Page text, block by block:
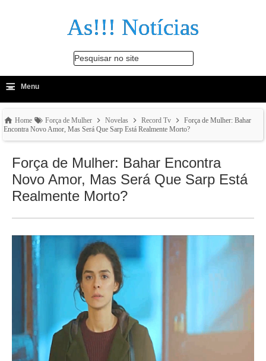
As!!! Notícias
Pesquisar no site
-
≡ Menu
Home Força de Mulher Novelas Record Tv
Força de Mulher: Bahar
Encontra Novo Amor, Mas Será Que Sarp Está Realmente Morto?
Força de Mulher: Bahar Encontra
Novo Amor, Mas Será Que Sarp Está
Realmente Morto?